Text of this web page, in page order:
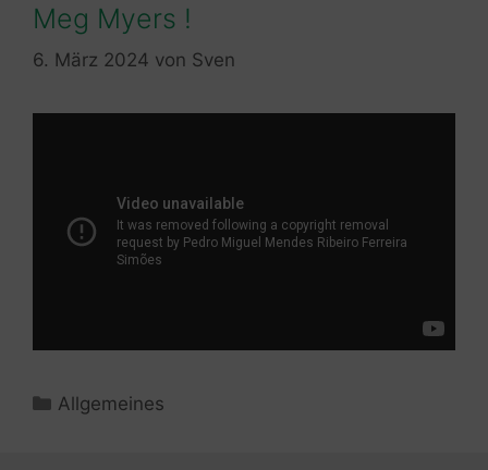
Meg Myers !
6. März 2024 von Sven
Kategorien
Allgemeines